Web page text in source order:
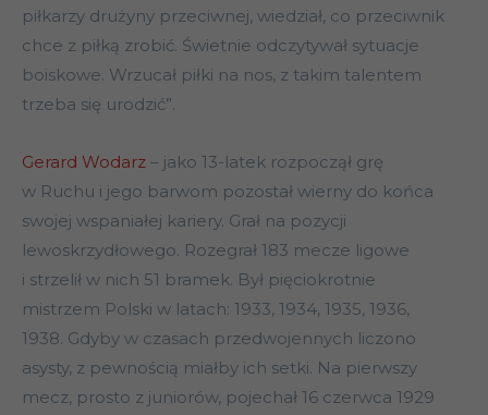
piłkarzy drużyny przeciwnej, wiedział, co przeciwnik
chce z piłką zrobić. Świetnie odczytywał sytuacje
boiskowe. Wrzucał piłki na nos, z takim talentem
trzeba się urodzić”.
Gerard Wodarz – jako 13-latek rozpoczął grę
w Ruchu i jego barwom pozostał wierny do końca
swojej wspaniałej kariery. Grał na pozycji
lewoskrzydłowego. Rozegrał 183 mecze ligowe
i strzelił w nich 51 bramek. Był pięciokrotnie
mistrzem Polski w latach: 1933, 1934, 1935, 1936,
1938. Gdyby w czasach przedwojennych liczono
asysty, z pewnością miałby ich setki. Na pierwszy
mecz, prosto z juniorów, pojechał 16 czerwca 1929